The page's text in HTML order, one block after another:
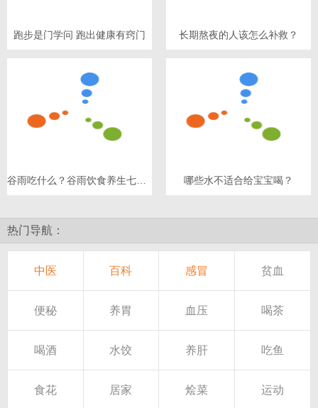
跑步是门学问 跑出健康有窍门 长期熬夜的人该怎么补救？
谷雨吃什么？谷雨饮食养生七原则 哪些水不适合给宝宝喝？
热门导航：
中医 百科 感冒 贫血
便秘 养胃 血压 喝茶
喝酒 水饺 养肝 吃鱼
食花 居家 烩菜 运动